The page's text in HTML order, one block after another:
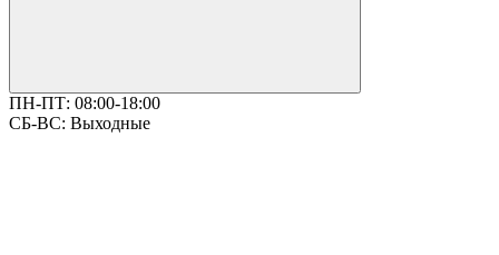
ПН-ПТ: 08:00-18:00
СБ-ВС: Выходные